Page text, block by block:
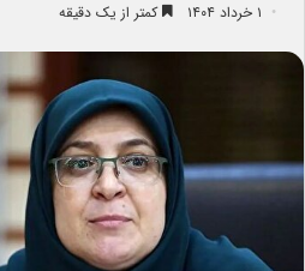
۱ خرداد ۱۴۰۴ کمتر از یک دقیقه